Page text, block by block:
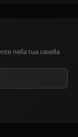
nella tua casella